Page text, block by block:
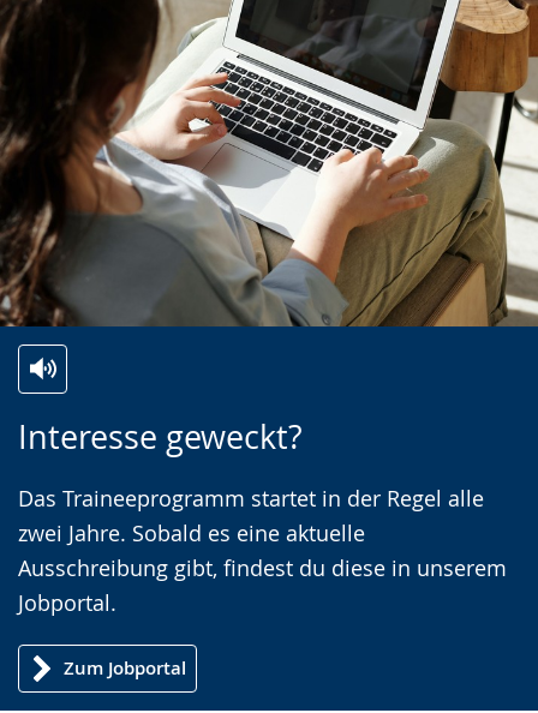
Interesse geweckt?
Das Traineeprogramm startet in der Regel alle
zwei Jahre. Sobald es eine aktuelle
Ausschreibung gibt, findest du diese in unserem
Jobportal.
Zum Jobportal
Leichten
wechseln.
Audio-
Video
Deutscher
Gebärdensprache
wird
angezeigt.